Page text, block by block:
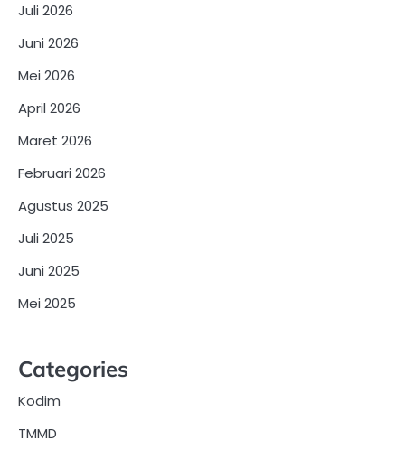
Juli 2026
Juni 2026
Mei 2026
April 2026
Maret 2026
Februari 2026
Agustus 2025
Juli 2025
Juni 2025
Mei 2025
Categories
Kodim
TMMD